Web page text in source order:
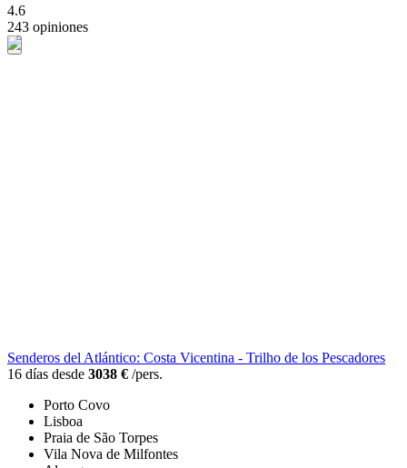
4.6
243 opiniones
Senderos del Atlántico: Costa Vicentina - Trilho de los Pescadores
16 días desde 3038 € /pers.
Porto Covo
Lisboa
Praia de São Torpes
Vila Nova de Milfontes